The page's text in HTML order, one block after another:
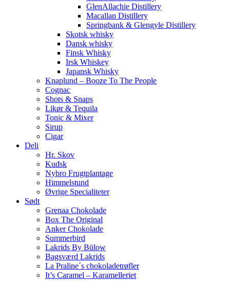
GlenAllachie Distillery
Macallan Distillery
Springbank & Glengyle Distillery
Skotsk whisky
Dansk whisky
Finsk Whisky
Irsk Whiskey
Japansk Whisky
Knaplund – Booze To The People
Cognac
Shots & Snaps
Likør & Tequila
Tonic & Mixer
Sirup
Cigar
Deli
Hr. Skov
Kudsk
Nybro Frugtplantage
Himmelstund
Øvrige Specialiteter
Sødt
Grenaa Chokolade
Box The Original
Anker Chokolade
Summerbird
Lakrids By Bülow
Bagsværd Lakrids
La Praline´s chokoladetrøfler
It’s Caramel – Karamelleriet